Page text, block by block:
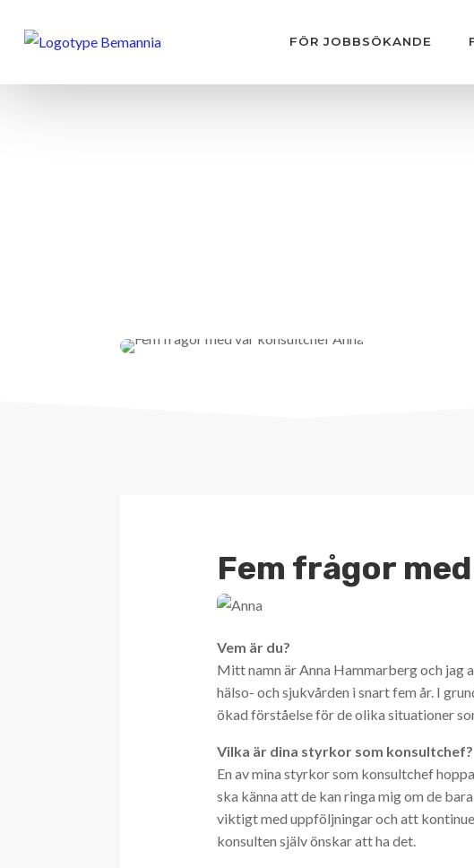
FÖR JOBBSÖKANDE
Fem frågor
Vem är du?
Mitt namn är Anna Hammarberg och jag
hälso- och sjukvården i snart fem år. I
ökad förståelse för de olika situationer
Vilka är dina styrkor som konsultchef?
En av mina styrkor som konsultchef
ska känna att de kan ringa mig om de
viktigt med uppföljningar och att
konsulten själv önskar att ha det.